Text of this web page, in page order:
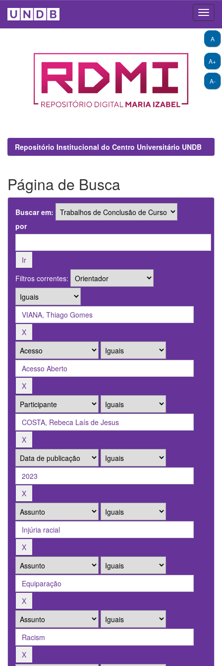
A+
A-
A
Repositório Institucional do Centro Universitário UNDB
Página de Busca
Buscar em:
por
Filtros correntes: